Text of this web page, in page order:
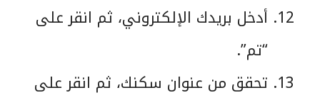
أدخل بريدك الإلكتروني، ثم انقر على
“تم”.
تحقق من عنوان سكنك، ثم انقر على